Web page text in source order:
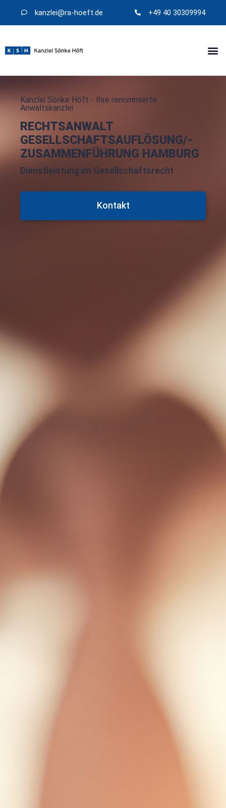
kanzlei@​ra-hoeft.de +49 40 30309994
Kanzlei Sönke Höft - Ihre renommierte
Anwaltskanzlei
RECHTSANWALT
GESELLSCHAFTSAUFLÖSUNG/-
ZUSAMMENFÜHRUNG HAMBURG
Dienstleistung im Gesellschaftsrecht
Kontakt